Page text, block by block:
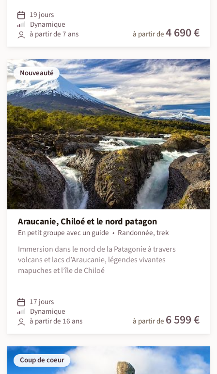
19 jours
Dynamique
à partir de 7 ans
à partir de4 690 €
Nouveauté
Araucanie, Chiloé et le nord patagon
En petit groupe avec un guide
Randonnée, trek
Immersion dans le nord de la Patagonie à travers
volcans et lacs d’Araucanie, légendes vivantes
mapuches et l’île de Chiloé
17 jours
Dynamique
à partir de 16 ans
à partir de 6 599 €
Coup de coeur